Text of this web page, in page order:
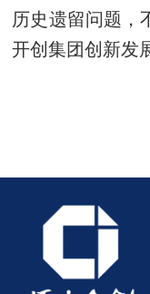
历史遗留问题，
开创集团创新发